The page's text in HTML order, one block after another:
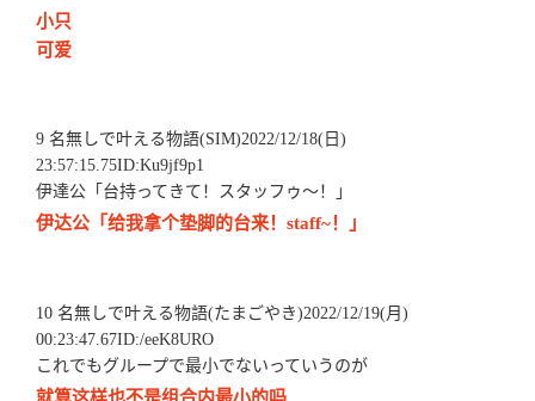
小只
可爱
9 名無しで叶える物語(SIM)2022/12/18(日)
23:57:15.75ID:Ku9jf9p1
伊達公「台持ってきて！スタッフゥ～！」
伊达公「给我拿个垫脚的台来！staff~！」
10 名無しで叶える物語(たまごやき)2022/12/19(月)
00:23:47.67ID:/eeK8URO
これでもグループで最小でないっていうのが
就算这样也不是组合内最小的吗